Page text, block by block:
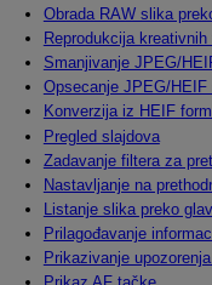
Obrada RAW slika
Reprodukcija kreativnih
Smanjivanje JPEG/
Opsecanje JPEG/HEIF
Konverzija iz HEIF
Pregled slajdova
Zadavanje filtera za
Nastavljanje na
Listanje slika preko
Prilagođavanje
Prikazivanje